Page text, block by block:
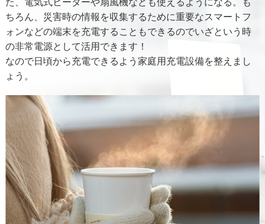
ちろん、災害時の情報を収集するために重要なスマートフ
ォンなどの端末を充電することもできるのでいざという時
の非常電源として活用できます！
なので日頃から充電できるよう家庭用充電設備を整えまし
ょう。